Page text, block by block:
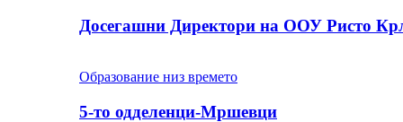
Досегашни Директори на ООУ Ристо
Образование низ времето
5-то одделенци-Мршевци